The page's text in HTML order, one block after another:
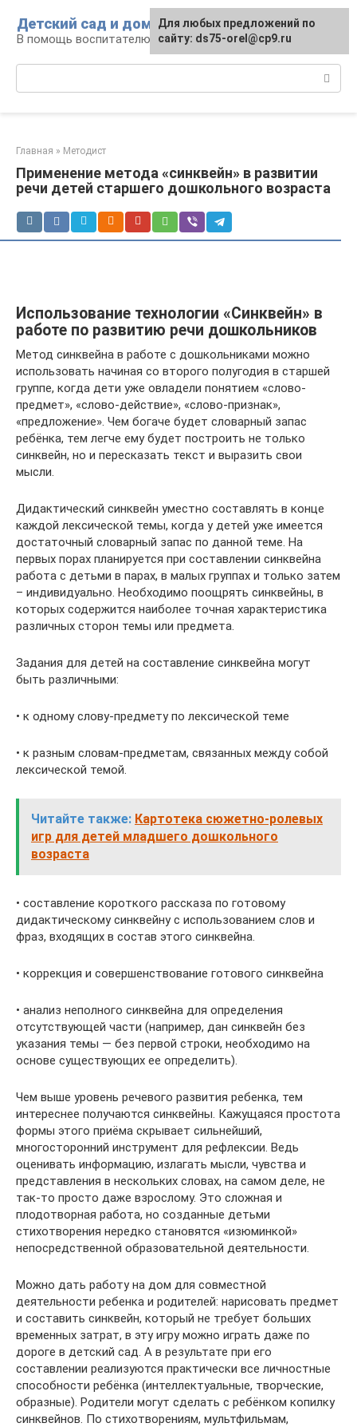
контенту
Детский сад и дом
В помощь воспитателю и родителям
Главная » Методист
Применение метода «синквейн» в развитии
речи детей старшего дошкольного возраста
Использование технологии «Синквейн» в
работе по развитию речи дошкольников
Метод синквейна в работе с дошкольниками можно
использовать начиная со второго полугодия в старшей
группе, когда дети уже овладели понятием «слово-
предмет», «слово-действие», «слово-признак»,
«предложение». Чем богаче будет словарный запас
ребёнка, тем легче ему будет построить не только
синквейн, но и пересказать текст и выразить свои
мысли.
Дидактический синквейн уместно составлять в конце
каждой лексической темы, когда у детей уже имеется
достаточный словарный запас по данной теме. На
первых порах планируется при составлении синквейна
работа с детьми в парах, в малых группах и только затем
– индивидуально. Необходимо поощрять синквейны, в
которых содержится наиболее точная характеристика
различных сторон темы или предмета.
Задания для детей на составление синквейна могут
быть различными:
• к одному слову-предмету по лексической теме
• к разным словам-предметам, связанных между собой
лексической темой.
Читайте также: Картотека сюжетно-ролевых
игр для детей младшего дошкольного
возраста
• составление короткого рассказа по готовому
дидактическому синквейну с использованием слов и
фраз, входящих в состав этого синквейна.
• коррекция и совершенствование готового синквейна
• анализ неполного синквейна для определения
отсутствующей части (например, дан синквейн без
указания темы — без первой строки, необходимо на
основе существующих ее определить).
Чем выше уровень речевого развития ребенка, тем
интереснее получаются синквейны. Кажущаяся простота
формы этого приёма скрывает сильнейший,
многосторонний инструмент для рефлексии. Ведь
оценивать информацию, излагать мысли, чувства и
представления в нескольких словах, на самом деле, не
так-то просто даже взрослому. Это сложная и
плодотворная работа, но созданные детьми
стихотворения нередко становятся «изюминкой»
непосредственной образовательной деятельности.
Можно дать работу на дом для совместной
деятельности ребенка и родителей: нарисовать предмет
и составить синквейн, который не требует больших
временных затрат, в эту игру можно играть даже по
дороге в детский сад. А в результате при его
составлении реализуются практически все личностные
способности ребёнка (интеллектуальные, творческие,
образные). Родители могут сделать с ребёнком копилку
синквейнов. По стихотворениям, мультфильмам,
Для любых предложений по
сайту: ds75-orel@cp9.ru